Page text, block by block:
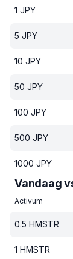
1 JPY
5 JPY
10 JPY
50 JPY
100 JPY
500 JPY
1000 JPY
Vandaag
Activum
0.5 HMSTR
1 HMSTR